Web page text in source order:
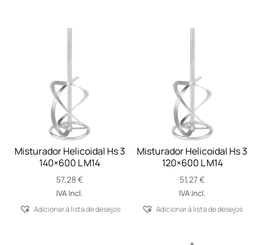
Misturador Helicoidal Hs 3
140×600 L M14
57,28€
IVA Incl.
Adicionar á lista de desejos
Misturador Helicoidal Hs 3
120×600 L M14
51,27€
IVA Incl.
Adicionar á lista de desejos